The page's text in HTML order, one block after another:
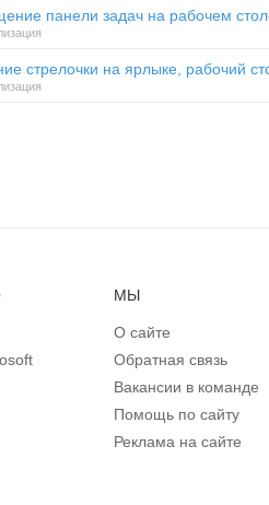
панели задач на рабочем
стрелочки на ярлыке, рабочий
МЫ
О сайте
Обратная связь
Вакансии в команде
Помощь по сайту
Реклама на сайте